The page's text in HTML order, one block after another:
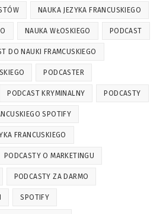
NAUKA JEZYKA FRANCUSKIEGO
NAUKA WŁOSKIEGO PODCAST
DO NAUKI FRAMCUSKIEGO
PODCASTER
PODCAST KRYMINALNY PODCASTY
SPOTIFY
FRANCUSKIEGO
PODCASTY O MARKETINGU
PODCASTY ZA DARMO
SPOTIFY